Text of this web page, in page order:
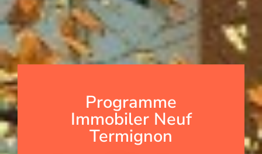
Programme
Immobiler Neuf
Termignon